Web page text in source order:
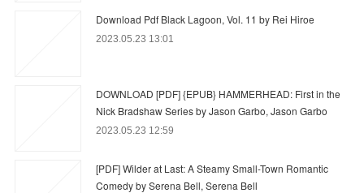
Download Pdf Black Lagoon, Vol. 11 by Rei Hiroe
2023.05.23 13:01
DOWNLOAD [PDF] {EPUB} HAMMERHEAD: First in the
Nick Bradshaw Series by Jason Garbo, Jason Garbo
2023.05.23 12:59
[PDF] Wilder at Last: A Steamy Small-Town Romantic
Comedy by Serena Bell, Serena Bell